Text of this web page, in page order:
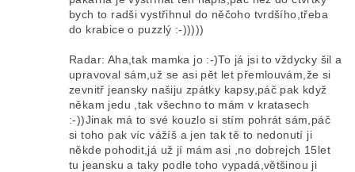
bych to radši vystřihnul do něčoho tvrdšího,třeba
do krabice o puzzlý :-)))))
Radar: Aha,tak mamka jo :-)To já jsi to vždycky šil a
upravoval sám,už se asi pět let přemlouvám,že si
zevnitř jeansky našiju zpátky kapsy,páč pak když
někam jedu ,tak všechno to mám v kratasech
:-))Jinak má to své kouzlo si stím pohrát sám,páč
si toho pak víc vážíš a jen tak tě to nedonutí ji
někde pohodit,já už jí mám asi ,no dobrejch 15let
tu jeansku a taky podle toho vypadá,většinou ji